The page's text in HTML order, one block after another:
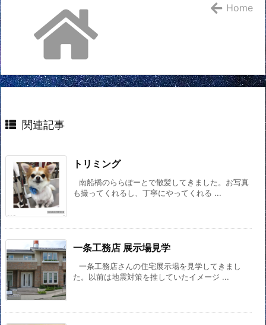
Home
関連記事
トリミング
南船橋のららぽーとで散髪してきました。お写真
も撮ってくれるし、丁寧にやってくれる ...
一条工務店 展示場見学
一条工務店さんの住宅展示場を見学してきまし
た。以前は地震対策を推していたイメージ ...